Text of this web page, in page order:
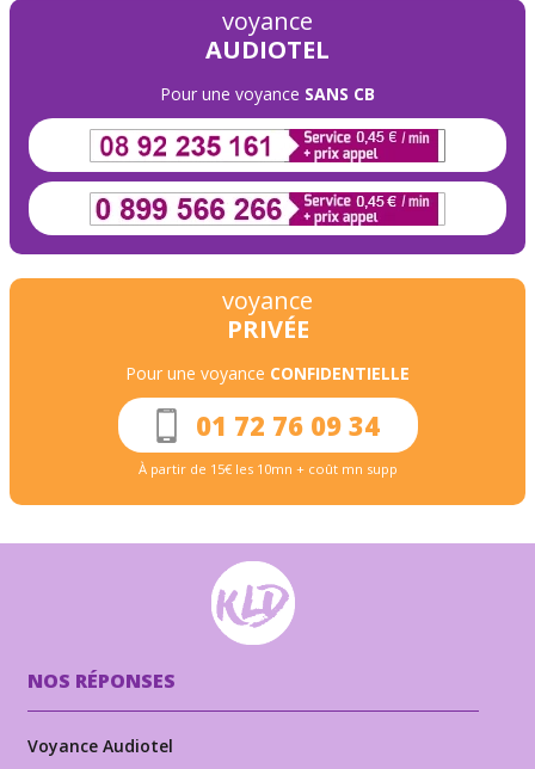
voyance
AUDIOTEL
Pour une voyance SANS CB
voyance
PRIVÉE
Pour une voyance CONFIDENTIELLE
01 72 76 09 34
À partir de 15€ les 10mn + coût mn supp
NOS RÉPONSES
Voyance Audiotel